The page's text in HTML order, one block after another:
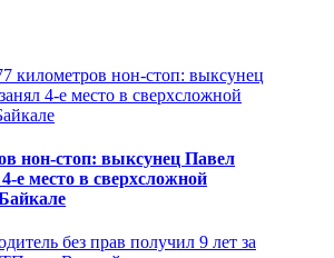
нон-стоп: выксунец Павел
е место в сверхсложной